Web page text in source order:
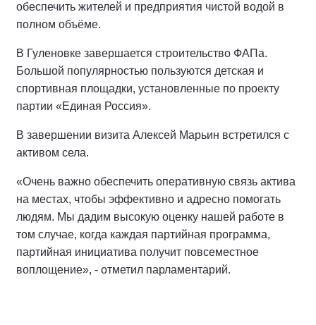
обеспечить жителей и предприятия чистой водой в
полном объёме.
В Гуленовке завершается строительство ФАПа.
Большой популярностью пользуются детская и
спортивная площадки, установленные по проекту
партии «Единая Россия».
В завершении визита Алексей Марьин встретился с
активом села.
«Очень важно обеспечить оперативную связь актива
на местах, чтобы эффективно и адресно помогать
людям. Мы дадим высокую оценку нашей работе в
том случае, когда каждая партийная программа,
партийная инициатива получит повсеместное
воплощение», - отметил парламентарий.